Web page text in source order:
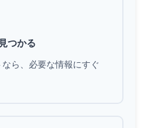
つかる
ら、必要な情報にすぐ